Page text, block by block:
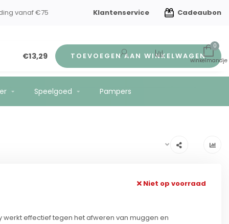
vanaf €75 Klantenservice Cadeaubon
0
Speelgoed Pampers
€13,29 TOEVOEGEN AAN WINKELWAGEN
Niet op voorraad
werkt effectief tegen het afweren van muggen en